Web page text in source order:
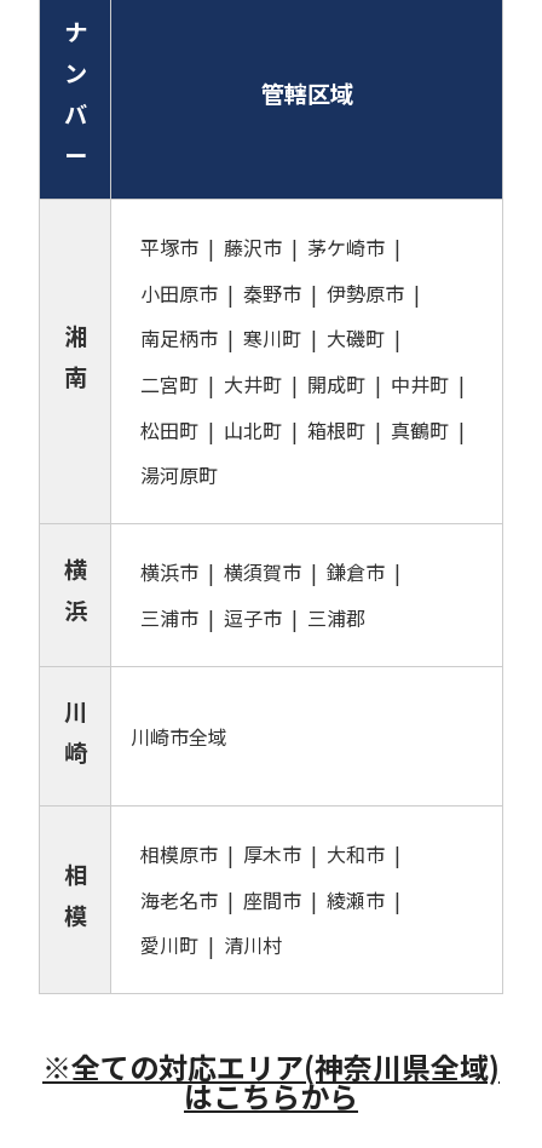
ナ
ン
バ
ー
管轄区域
湘
南
平塚市 藤沢市
茅ケ崎市
小田原市
秦野市
伊勢原市
南足柄市
寒川町
大磯町
二宮町
大井町 開成町
中井町
松田町
山北町 箱根町
真鶴町
湯河原町
横
浜
横浜市 横須賀市
鎌倉市
三浦市
逗子市 三浦郡
川
崎
川崎市全域
相
模
相模原市 厚木市
大和市
海老名市
座間市
綾瀬市
愛川町
清川村
※全ての対応エリア(神奈川県全域)
はこちらから